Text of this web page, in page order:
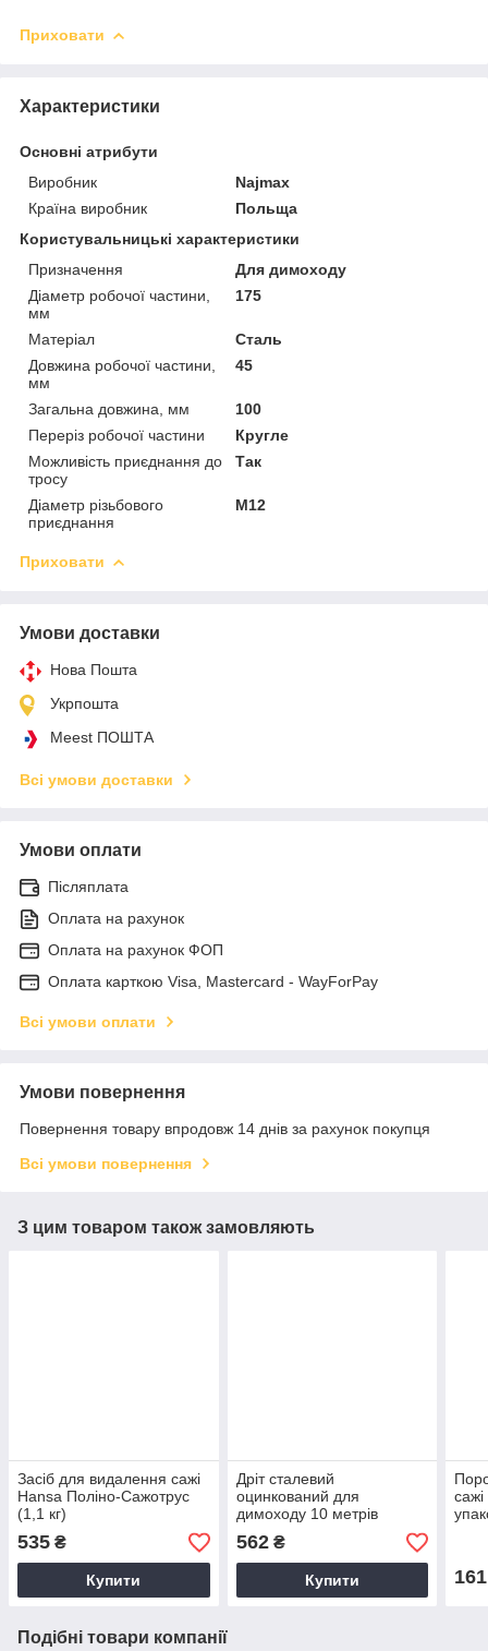
Приховати
Характеристики
Основні атрибути
Виробник
Najmax
Країна виробник
Польща
Користувальницькі характеристики
Призначення
Для димоходу
Діаметр робочої частини,
мм
175
Матеріал
Сталь
Довжина робочої частини,
мм
45
Загальна довжина, мм
100
Переріз робочої частини
Кругле
Можливість приєднання до
тросу
Так
Діаметр різьбового
приєднання
М12
Приховати
Умови доставки
Нова Пошта
Укрпошта
Meest ПОШТА
Всі умови доставки
Умови оплати
Післяплата
Оплата на рахунок
Оплата на рахунок ФОП
Оплата карткою Visa, Mastercard - WayForPay
Всі умови оплати
Умови повернення
Повернення товару впродовж 14 днів за рахунок покупця
Всі умови повернення
З цим товаром також замовляють
Засіб для видалення сажі
Hansa Поліно-Сажотрус
(1,1 кг)
535 ₴
Купити
Дріт сталевий
оцинкований для
димоходу 10 метрів
562₴
Купити 161
Подібні товари компанії